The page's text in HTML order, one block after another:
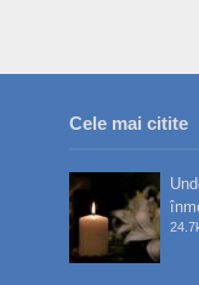
Cele mai citite